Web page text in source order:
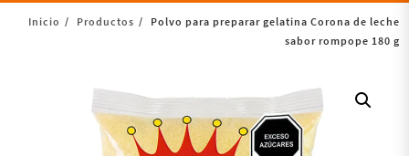
Inicio Productos
Polvo para preparar gelatina Corona de leche
sabor rompope 180 g